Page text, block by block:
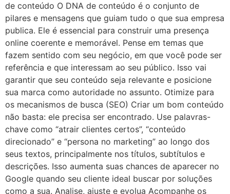
de conteúdo O DNA de conteúdo é o conjunto de
pilares e mensagens que guiam tudo o que sua empresa
publica. Ele é essencial para construir uma presença
online coerente e memorável. Pense em temas que
fazem sentido com seu negócio, em que você pode ser
referência e que interessam ao seu público. Isso vai
garantir que seu conteúdo seja relevante e posicione
sua marca como autoridade no assunto. Otimize para
os mecanismos de busca (SEO) Criar um bom conteúdo
não basta: ele precisa ser encontrado. Use palavras-
chave como “atrair clientes certos”, “conteúdo
direcionado” e “persona no marketing” ao longo dos
seus textos, principalmente nos títulos, subtítulos e
descrições. Isso aumenta suas chances de aparecer no
Google quando seu cliente ideal buscar por soluções
como a sua. Analise, ajuste e evolua Acompanhe os